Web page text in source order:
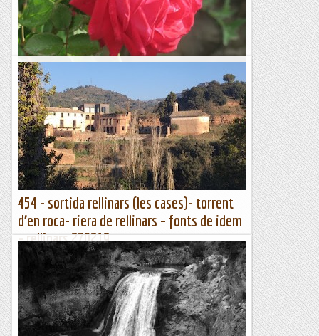
Sender de la riera d'oló.
24/04/19. Excursió per la Riera d’Oló. Agradable excursió què
comença al Poble de Santa Maria d’Oló. L’itinerari comença
baixant a la Riera d’Oló per...
Joan asín
454 - sortida rellinars (les cases)- torrent
d’en roca- riera de rellinars – fonts de idem
– rellinars 270219
454 - RELLINARS (LES CASES)- TORRENT D’EN ROCA- RIERA DE
RELLINARS – FONTS DE IDEM – RELLINARS 270219¾ DE 8
TROBADA AL PATA NEGRA , DAVANT ST. VICENÇ DE CASTELLET,
ZONA...
Xiruques